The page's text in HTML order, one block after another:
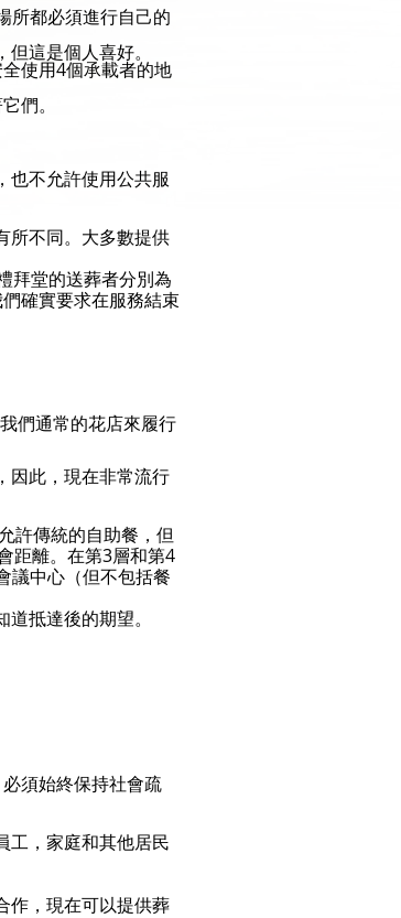
所都必須進行自己的
這是個人喜好。
使用4個承載者的地
們。
也不允許使用公共服
所不同。大多數提供
拜堂的送葬者分別為
確實要求在服務結束
們通常的花店來履行
因此，現在非常流行
許傳統的自助餐，但
距離。在第3層和第4
議中心（但不包括餐
抵達後的期望。
須始終保持社會疏
工，家庭和其他居民
作，現在可以提供葬